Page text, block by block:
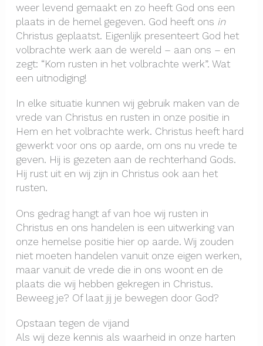
weer levend gemaakt en zo heeft God ons een
plaats in de hemel gegeven. God heeft ons in
Christus geplaatst. Eigenlijk presenteert God het
volbrachte werk aan de wereld – aan ons – en
zegt: “Kom rusten in het volbrachte werk”. Wat
een uitnodiging!
In elke situatie kunnen wij gebruik maken van de
vrede van Christus en rusten in onze positie in
Hem en het volbrachte werk. Christus heeft hard
gewerkt voor ons op aarde, om ons nu vrede te
geven. Hij is gezeten aan de rechterhand Gods.
Hij rust uit en wij zijn in Christus ook aan het
rusten.
Ons gedrag hangt af van hoe wij rusten in
Christus en ons handelen is een uitwerking van
onze hemelse positie hier op aarde. Wij zouden
niet moeten handelen vanuit onze eigen werken,
maar vanuit de vrede die in ons woont en de
plaats die wij hebben gekregen in Christus.
Beweeg je? Of laat jij je bewegen door God?
Opstaan tegen de vijand
Als wij deze kennis als waarheid in onze harten